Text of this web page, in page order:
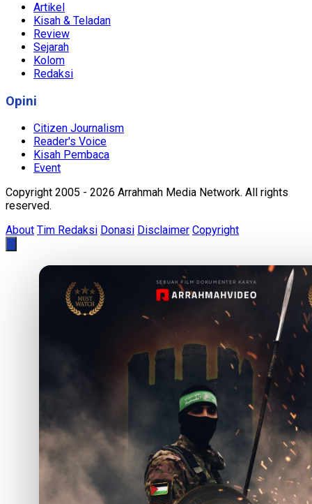
Artikel
Kisah & Teladan
Review
Sejarah
Kolom
Redaksi
Opini
Citizen Journalism
Reader's Voice
Kisah Pembaca
Event
Copyright 2005 - 2026 Arrahmah Media Network. All rights
reserved.
About Tim Redaksi Donasi Disclaimer Copyright